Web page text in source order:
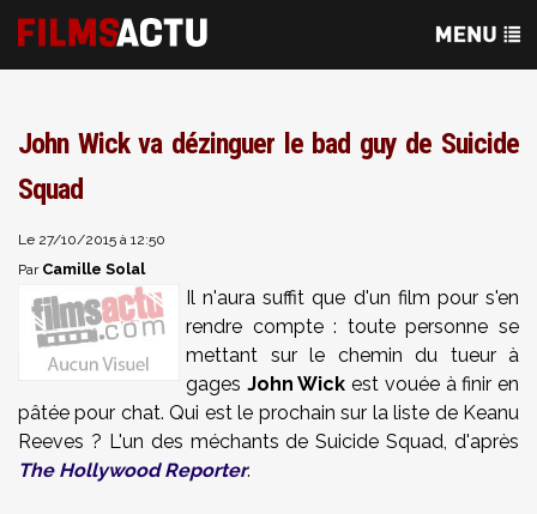
John Wick va dézinguer le bad guy de Suicide
Squad
Le 27/10/2015 à 12:50
Par Camille Solal
Il n'aura suffit que d'un film pour s'en
rendre compte : toute personne se
mettant sur le chemin du tueur à
gages John Wick est vouée à finir en
pâtée pour chat. Qui est le prochain sur la liste de Keanu
Reeves ? L'un des méchants de Suicide Squad, d'après
The Hollywood Reporter.